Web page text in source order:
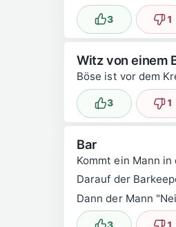
Lustig
3 1
Witz von einem
Böse ist vor dem
Lustig
3 1
Bar
Kommt ein Mann
Darauf der
Dann der Mann